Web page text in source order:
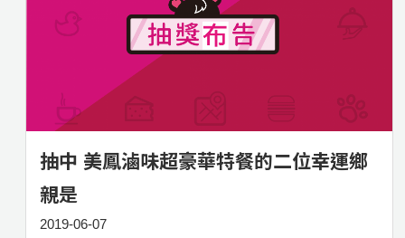
抽中 美鳳滷味超豪華特餐的二位幸運鄉
親是
2019-06-07